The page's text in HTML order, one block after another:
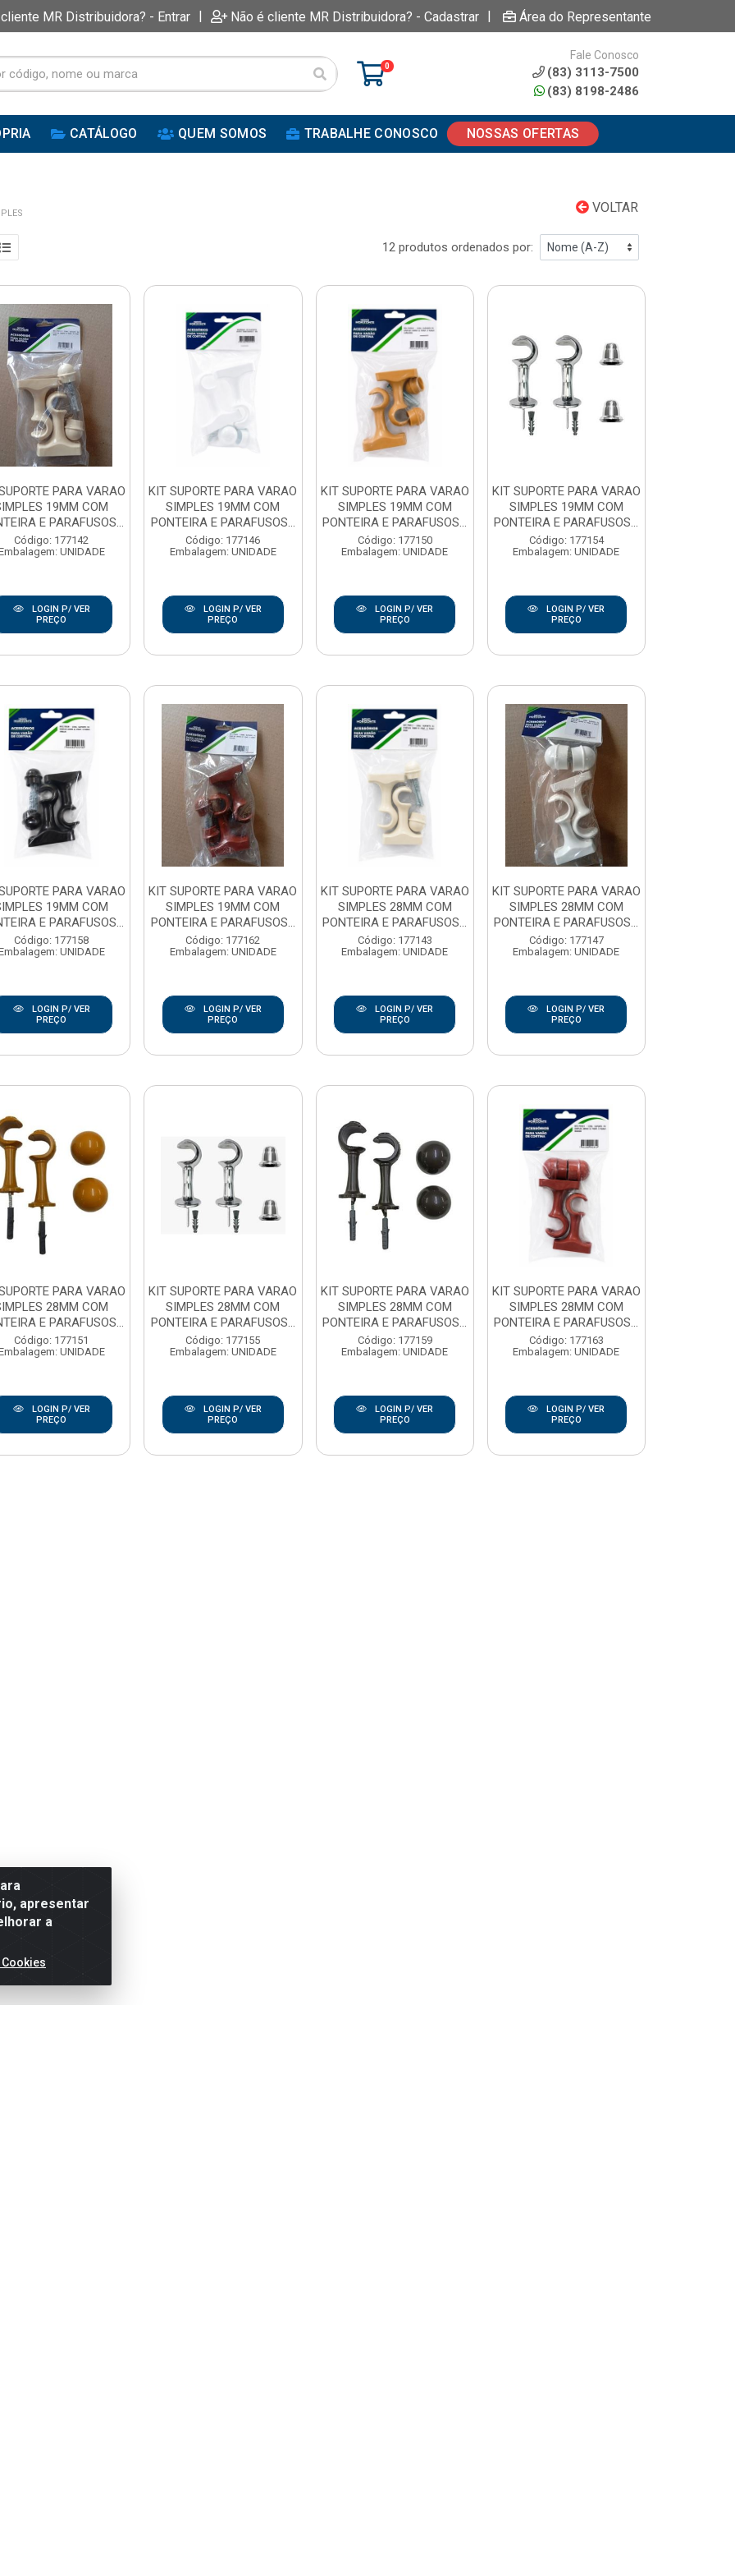
MR Distribuidora? - Entrar | Não é cliente MR Distribuidora? - Cadastrar | Área do Representante
0
Fale Conosco
(83) 3113-7500
(83) 8198-2486
CATÁLOGO QUEM SOMOS TRABALHE CONOSCO NOSSAS OFERTAS
VOLTAR
12 produtos ordenados por:
PARA VARAO
19MM COM
E PARAFUSOS...
Código: 177142
UNIDADE
LOGIN P/ VER
PREÇO
KIT SUPORTE PARA VARAO
SIMPLES 19MM COM
PONTEIRA E PARAFUSOS...
Código: 177146
Embalagem: UNIDADE
LOGIN P/ VER
PREÇO
KIT SUPORTE PARA VARAO
SIMPLES 19MM COM
PONTEIRA E PARAFUSOS...
Código: 177150
Embalagem: UNIDADE
LOGIN P/ VER
PREÇO
KIT SUPORTE PARA VARAO
SIMPLES 19MM COM
PONTEIRA E PARAFUSOS...
Código: 177154
Embalagem: UNIDADE
LOGIN P/ VER
PREÇO
PARA VARAO
19MM COM
E PARAFUSOS...
Código: 177158
UNIDADE
LOGIN P/ VER
PREÇO
KIT SUPORTE PARA VARAO
SIMPLES 19MM COM
PONTEIRA E PARAFUSOS...
Código: 177162
Embalagem: UNIDADE
LOGIN P/ VER
PREÇO
KIT SUPORTE PARA VARAO
SIMPLES 28MM COM
PONTEIRA E PARAFUSOS...
Código: 177143
Embalagem: UNIDADE
LOGIN P/ VER
PREÇO
KIT SUPORTE PARA VARAO
SIMPLES 28MM COM
PONTEIRA E PARAFUSOS...
Código: 177147
Embalagem: UNIDADE
LOGIN P/ VER
PREÇO
PARA VARAO
28MM COM
E PARAFUSOS...
Código: 177151
UNIDADE
LOGIN P/ VER
PREÇO
KIT SUPORTE PARA VARAO
SIMPLES 28MM COM
PONTEIRA E PARAFUSOS...
Código: 177155
Embalagem: UNIDADE
LOGIN P/ VER
PREÇO
KIT SUPORTE PARA VARAO
SIMPLES 28MM COM
PONTEIRA E PARAFUSOS...
Código: 177159
Embalagem: UNIDADE
LOGIN P/ VER
PREÇO
KIT SUPORTE PARA VARAO
SIMPLES 28MM COM
PONTEIRA E PARAFUSOS...
Código: 177163
Embalagem: UNIDADE
LOGIN P/ VER
PREÇO
apresentar
a